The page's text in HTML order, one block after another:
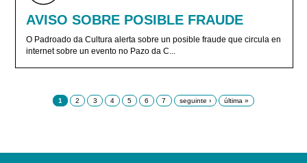
AVISO SOBRE POSIBLE FRAUDE
O Padroado da Cultura alerta sobre un posible fraude que circula en
internet sobre un evento no Pazo da C...
Páxinas
1 2 3 4 5 6 7 seguinte › última »